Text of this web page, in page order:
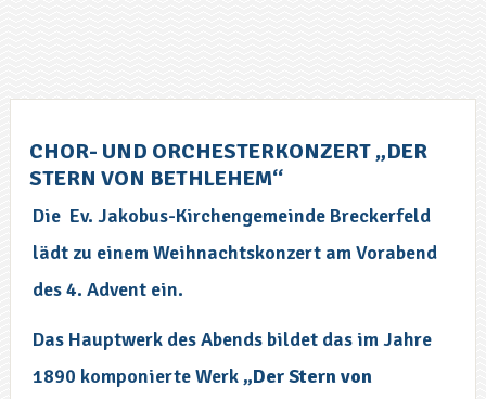
CHOR- UND ORCHESTERKONZERT „DER
STERN VON BETHLEHEM“
Die Ev. Jakobus-Kirchengemeinde Breckerfeld
lädt zu einem Weihnachtskonzert am Vorabend
des 4. Advent ein.
Das Hauptwerk des Abends bildet das im Jahre
1890 komponierte Werk „Der Stern von